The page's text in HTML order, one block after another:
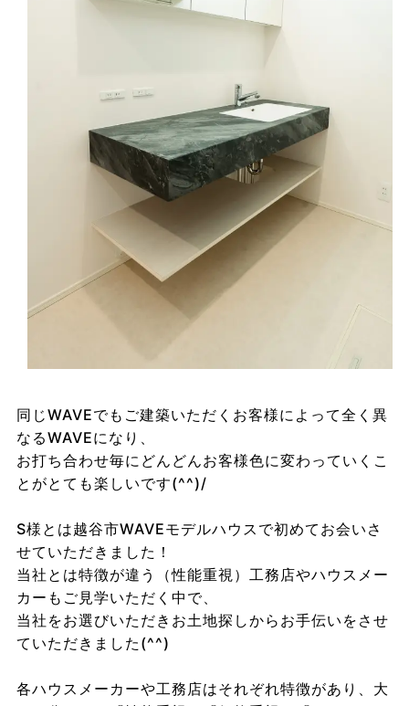
同じWAVEでもご建築いただくお客様によって全く異
なるWAVEになり、
お打ち合わせ毎にどんどんお客様色に変わっていくこ
とがとても楽しいです(^^)/
S様とは越谷市WAVEモデルハウスで初めてお会いさ
せていただきました！
当社とは特徴が違う（性能重視）工務店やハウスメー
カーもご見学いただく中で、
当社をお選びいただきお土地探しからお手伝いをさせ
ていただきました(^^)
各ハウスメーカーや工務店はそれぞれ特徴があり、大